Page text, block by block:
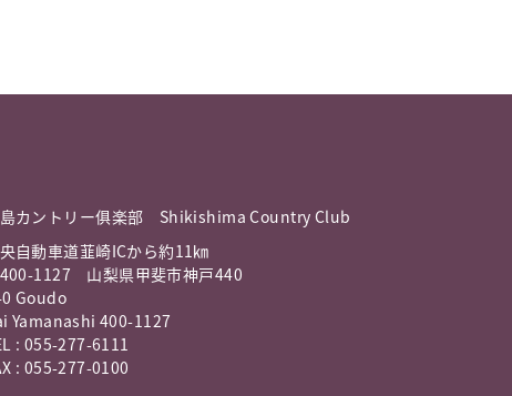
カントリー俱楽部 Shikishima Country Club
自動車道韮崎ICから約11㎞
1127 山梨県甲斐市神戸440
Goudo
Yamanashi 400-1127
: 055-277-6111
: 055-277-0100